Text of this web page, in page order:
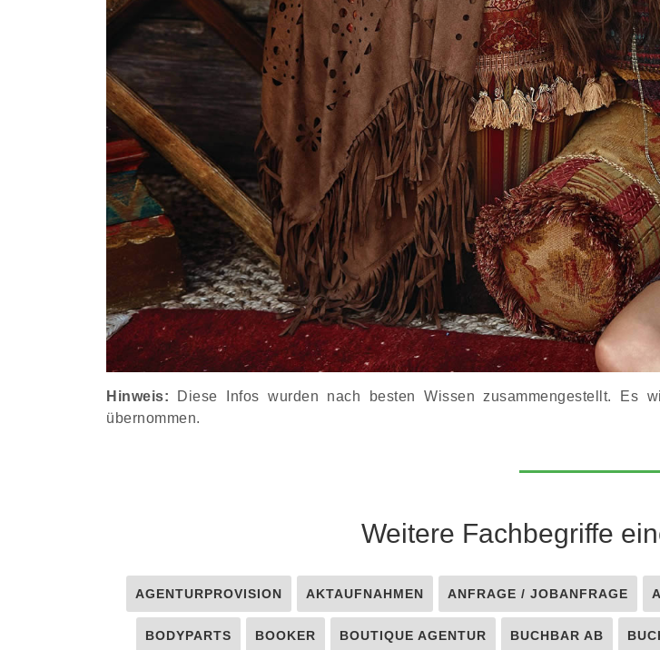
Hinweis: Diese Infos wurden nach besten Wissen zusammengestellt. Es
übernommen.
Weitere Fachbegriffe
AGENTURPROVISION AKTAUFNAHMEN ANFRAGE / JOBANFRAGE
BODYPARTS BOOKER BOUTIQUE AGENTUR BUCHBAR AB